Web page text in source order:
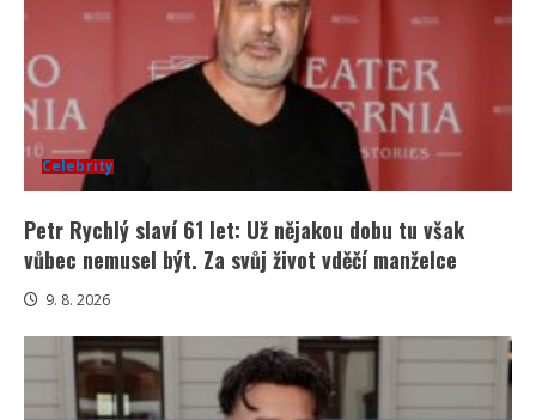
Celebrity
Petr Rychlý slaví 61 let: Už nějakou dobu tu však
vůbec nemusel být. Za svůj život vděčí manželce
9. 8. 2026